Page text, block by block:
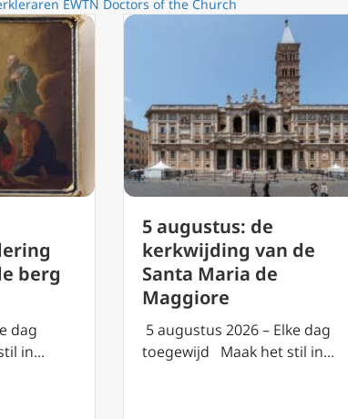
EWTN Doctors of the Church
berg
dag
in…
5 augustus: de
kerkwijding van de
Santa Maria de
Maggiore
5 augustus 2026 – Elke dag
toegewijd Maak het stil in…